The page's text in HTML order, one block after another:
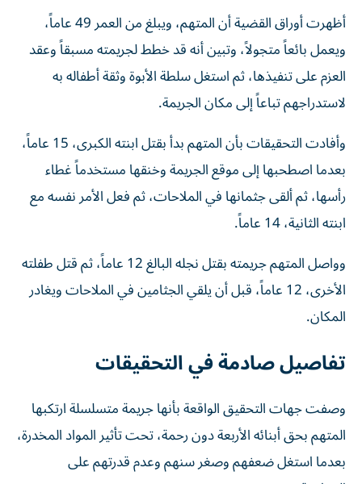
أظهرت أوراق القضية أن المتهم، ويبلغ من العمر 49 عاماً،
ويعمل بائعاً متجولاً، وتبين أنه قد خطط لجريمته مسبقاً وعقد
العزم على تنفيذها، ثم استغل سلطة الأبوة وثقة أطفاله به
لاستدراجهم تباعاً إلى مكان الجريمة.
وأفادت التحقيقات بأن المتهم بدأ بقتل ابنته الكبرى، 15 عاماً،
بعدما اصطحبها إلى موقع الجريمة وخنقها مستخدماً غطاء
رأسها، ثم ألقى جثمانها في الملاحات، ثم فعل الأمر نفسه مع
ابنته الثانية، 14 عاماً.
وواصل المتهم جريمته بقتل نجله البالغ 12 عاماً، ثم قتل طفلته
الأخرى، 12 عاماً، قبل أن يلقي الجثامين في الملاحات ويغادر
المكان.
تفاصيل صادمة في التحقيقات
وصفت جهات التحقيق الواقعة بأنها جريمة متسلسلة ارتكبها
المتهم بحق أبنائه الأربعة دون رحمة، تحت تأثير المواد المخدرة،
بعدما استغل ضعفهم وصغر سنهم وعدم قدرتهم على